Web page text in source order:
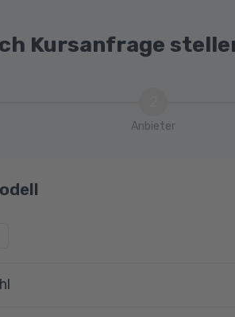
Kursanfrage
Anbieter